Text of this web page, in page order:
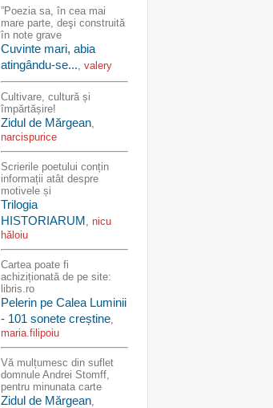
”Poezia sa, în cea mai
mare parte, deşi construită
în note grave
Cuvinte mari, abia
atingându-se..., valery
Cultivare, cultură și
împărtășire!
Zidul de Mărgean,
narcispurice
Scrierile poetului conțin
informații atât despre
motivele și
Trilogia
HISTORIARUM, nicu
hăloiu
Cartea poate fi
achiziționată de pe site:
libris.ro
Pelerin pe Calea Luminii
- 101 sonete creștine,
maria.filipoiu
Vă mulțumesc din suflet
domnule Andrei Stomff,
pentru minunata carte
Zidul de Mărgean,